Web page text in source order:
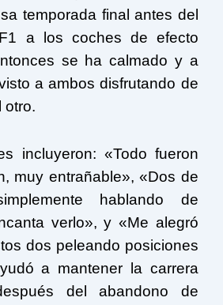
temporada final antes del
a los coches de efecto
se ha calmado y a
a ambos disfrutando de
otro.
incluyeron: «Todo fueron
muy entrañable», «Dos de
hablando de
verlo», y «Me alegró
dos peleando posiciones
a mantener la carrera
del abandono de